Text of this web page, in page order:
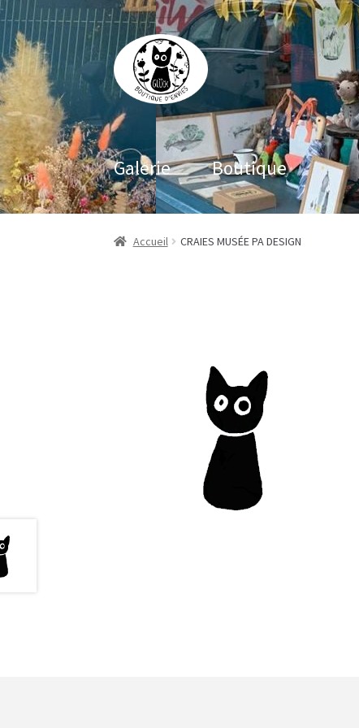
Aller
à
la
navigation
Aller
au
contenu
Galerie Boutique
Accueil CRAIES MUSÉE PA DESIGN